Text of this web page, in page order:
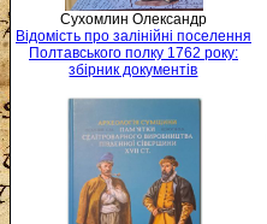
Сухомлин Олександр
Відомість про залінійні поселення
Полтавського полку 1762 року:
збірник документів